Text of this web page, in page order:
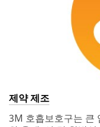
제약 제조
3M 호흡보호구는 큰